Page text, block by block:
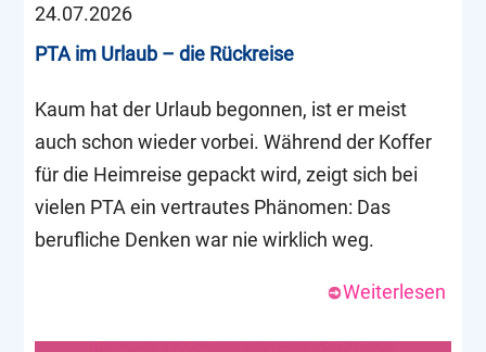
24.07.2026
PTA im Urlaub – die Rückreise
Kaum hat der Urlaub begonnen, ist er meist
auch schon wieder vorbei. Während der Koffer
für die Heimreise gepackt wird, zeigt sich bei
vielen PTA ein vertrautes Phänomen: Das
berufliche Denken war nie wirklich weg.
Weiterlesen